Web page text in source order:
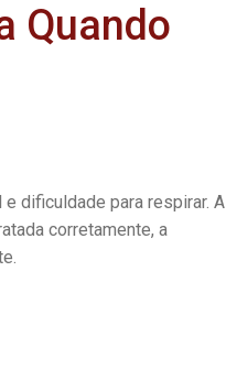
Quando
dificuldade para respirar. A
corretamente, a